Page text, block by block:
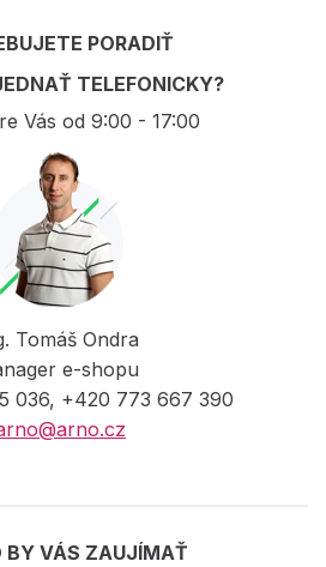
PORADIŤ
TELEFONICKY?
Vás od 9:00 - 17:00
Tomáš Ondra
e-shopu
036, +420 773 667 390
BY VÁS ZAUJÍMAŤ